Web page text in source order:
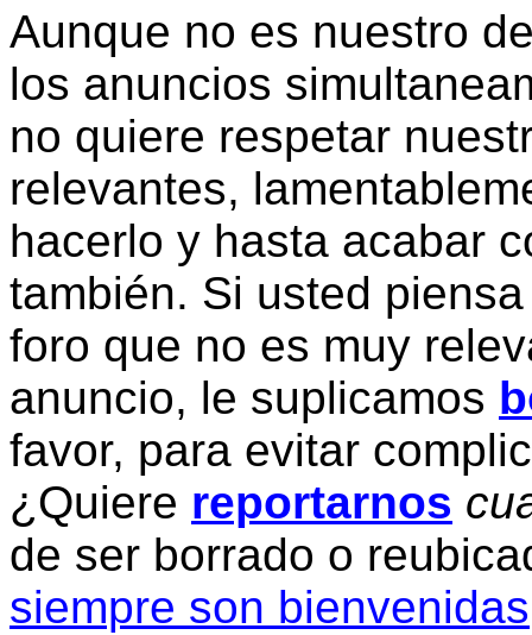
Aunque no es nuestro
los anuncios
no quiere respetar
relevantes,
hacerlo y hasta acabar
también. Si usted
foro que no es muy
anuncio, le suplicamos
favor, para evitar
¿Quiere reportarnos
de ser borrado o
siempre son bienvenidas